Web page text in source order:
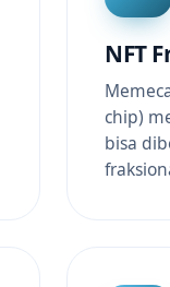
NFT
chip)
bisa